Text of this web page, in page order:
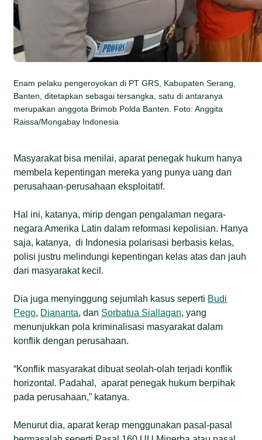
Enam pelaku pengeroyokan di PT GRS, Kabupaten Serang,
Banten, ditetapkan sebagai tersangka, satu di antaranya
merupakan anggota Brimob Polda Banten. Foto: Anggita
Raissa/Mongabay Indonesia
Masyarakat bisa menilai, aparat penegak hukum hanya
membela kepentingan mereka yang punya uang dan
perusahaan-perusahaan eksploitatif.
Hal ini, katanya, mirip dengan pengalaman negara-
negara Amerika Latin dalam reformasi kepolisian. Hanya
saja, katanya, di Indonesia polarisasi berbasis kelas,
polisi justru melindungi kepentingan kelas atas dan jauh
dari masyarakat kecil.
Dia juga menyinggung sejumlah kasus seperti Budi
Pego, Diananta, dan Sorbatua Siallagan, yang
menunjukkan pola kriminalisasi masyarakat dalam
konflik dengan perusahaan.
“Konflik masyarakat dibuat seolah-olah terjadi konflik
horizontal. Padahal, aparat penegak hukum berpihak
pada perusahaan,” katanya.
Menurut dia, aparat kerap menggunakan pasal-pasal